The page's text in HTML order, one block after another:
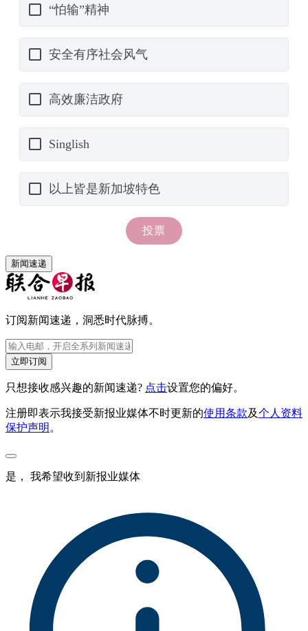
新闻速递
订阅新闻速递，洞悉时代脉搏。
立即订阅
只想接收感兴趣的新闻速递? 点击设置您的偏好。
注册即表示我接受新报业媒体不时更新的使用条款及个人资料
保护声明 。
是， 我希望收到新报业媒体